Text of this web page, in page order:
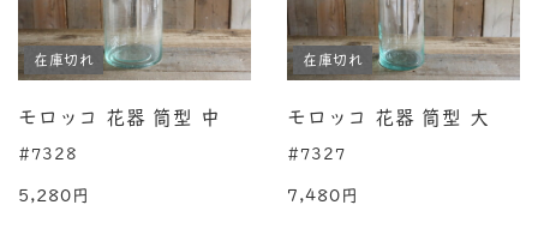
在庫切れ
モロッコ 花器 筒型 中
#7328
5,280円
在庫切れ
モロッコ 花器 筒型 大
#7327
7,480円